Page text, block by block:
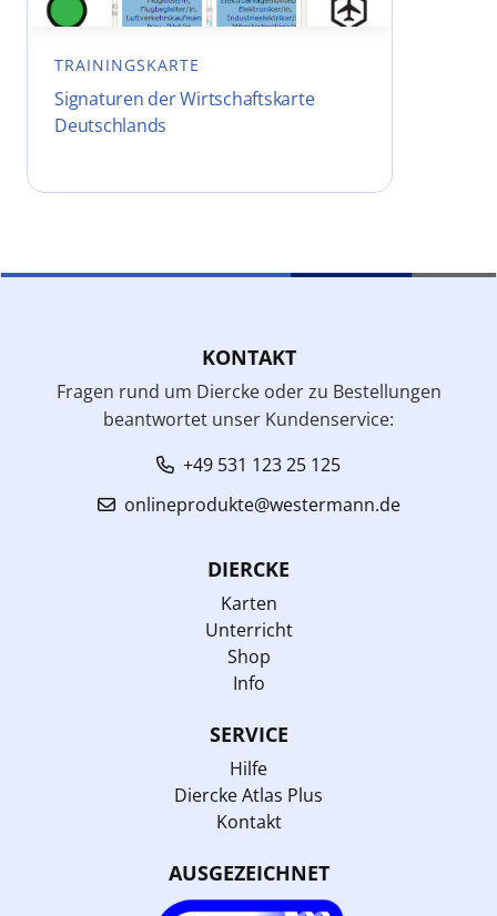
TRAININGSKARTE
Signaturen der Wirtschaftskarte
Deutschlands
KONTAKT
Fragen rund um Diercke oder zu Bestellungen
beantwortet unser Kundenservice:
+49 531 123 25 125
onlineprodukte@westermann.de
DIERCKE
Karten
Unterricht
Shop
Info
SERVICE
Hilfe
Diercke Atlas Plus
Kontakt
AUSGEZEICHNET